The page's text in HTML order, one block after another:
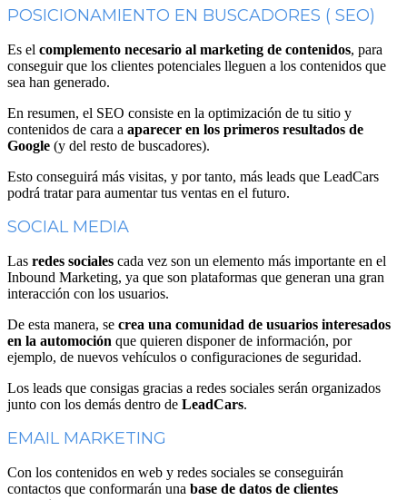
POSICIONAMIENTO EN BUSCADORES ( SEO)
Es el complemento necesario al marketing de contenidos, para
conseguir que los clientes potenciales lleguen a los contenidos que
sea han generado.
En resumen, el SEO consiste en la optimización de tu sitio y
contenidos de cara a aparecer en los primeros resultados de
Google (y del resto de buscadores).
Esto conseguirá más visitas, y por tanto, más leads que LeadCars
podrá tratar para aumentar tus ventas en el futuro.
SOCIAL MEDIA
Las redes sociales cada vez son un elemento más importante en el
Inbound Marketing, ya que son plataformas que generan una gran
interacción con los usuarios.
De esta manera, se crea una comunidad de usuarios interesados
en la automoción que quieren disponer de información, por
ejemplo, de nuevos vehículos o configuraciones de seguridad.
Los leads que consigas gracias a redes sociales serán organizados
junto con los demás dentro de LeadCars.
EMAIL MARKETING
Con los contenidos en web y redes sociales se conseguirán
contactos que conformarán una base de datos de clientes